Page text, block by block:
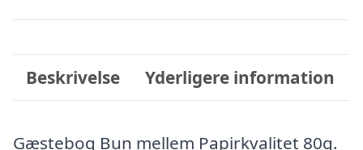
Beskrivelse Yderligere information
Gæstebog Bun mellem Papirkvalitet 80g.